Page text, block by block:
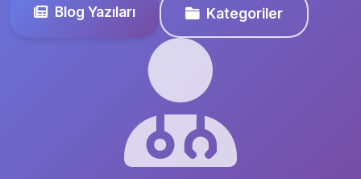
Blog Yazıları Kategoriler